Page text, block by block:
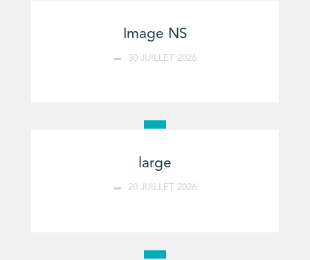
Image NS
30 JUILLET 2026
large
20 JUILLET 2026